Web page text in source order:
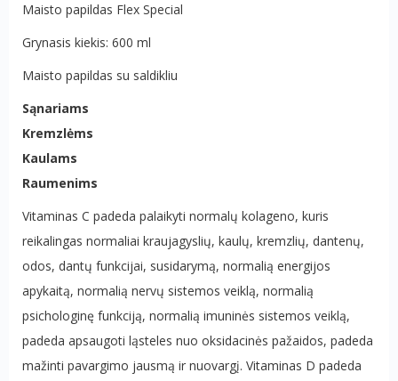
Maisto papildas Flex Special
Grynasis kiekis: 600 ml
Maisto papildas su saldikliu
Sąnariams
Kremzlėms
Kaulams
Raumenims
Vitaminas C padeda palaikyti normalų kolageno, kuris
reikalingas normaliai kraujagyslių, kaulų, kremzlių, dantenų,
odos, dantų funkcijai, susidarymą, normalią energijos
apykaitą, normalią nervų sistemos veiklą, normalią
psichologinę funkciją, normalią imuninės sistemos veiklą,
padeda apsaugoti ląsteles nuo oksidacinės pažaidos, padeda
mažinti pavargimo jausmą ir nuovargį. Vitaminas D padeda